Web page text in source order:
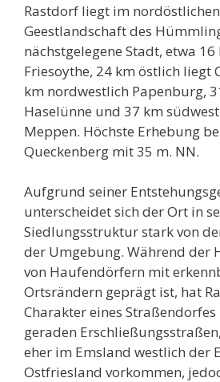
Rastdorf liegt im
Geestlandschaft des
nächstgelegene Stadt, etwa
Friesoythe, 24 km östlich liegt
km nordwestlich Papenburg,
Haselünne und 37 km
Meppen. Höchste Erhebung
Queckenberg mit 35 m. NN.
Aufgrund seiner
unterscheidet sich der Ort in
Siedlungsstruktur stark von
der Umgebung. Während der
von Haufendörfern mit
Ortsrändern geprägt ist, hat
Charakter eines
geraden
eher im Emsland westlich der
Ostfriesland vorkommen,